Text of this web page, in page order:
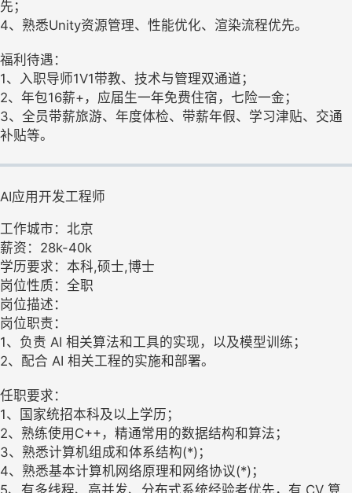
先；
4、熟悉Unity资源管理、性能优化、渲染流程优先。
福利待遇：
1、入职导师1V1带教、技术与管理双通道；
2、年包16薪+，应届生一年免费住宿，七险一金；
3、全员带薪旅游、年度体检、带薪年假、学习津贴、交通
补贴等。
AI应用开发工程师
工作城市：北京
薪资：28k-40k
学历要求：本科,硕士,博士
岗位性质：全职
岗位描述：
岗位职责：
1、负责 AI 相关算法和工具的实现，以及模型训练；
2、配合 AI 相关工程的实施和部署。
任职要求：
1、国家统招本科及以上学历；
2、熟练使用C++，精通常用的数据结构和算法；
3、熟悉计算机组成和体系结构(*)；
4、熟悉基本计算机网络原理和网络协议(*)；